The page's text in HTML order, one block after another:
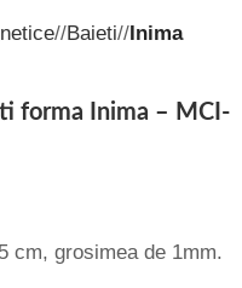
/ Baieti/ Inima
forma Inima – MCI-
cm, grosimea de 1mm.